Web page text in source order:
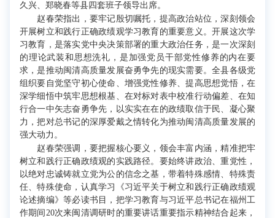
久兴、郑晓春等县四套班子领导出席。
赵春荣指出，要牢记殷切嘱托，提高政治站位，深刻领会
开展树立和践行正确政绩观学习教育的重要意义。开展这次学
习教育，是落实党中央决策部署的重大政治任务，是一次深刻
的理论武装和思想洗礼，是加强党员干部党性修养的内在要
求，是推动闽清高质量发展奋勇争先的现实需要。全县各级党
组织要自觉坚守初心使命、增强党性修养、提高思想觉悟，在
深学细悟中筑牢思想根基、在对标对表中校准行动偏差、在知
行合一中矢志奋勇争先，以实实在在的政绩取信于民、凝心聚
力，把对总书记的深厚爱戴之情转化为推动闽清高质量发展的
强大动力。
赵春荣强调，要把握核心要义，领会丰富内涵，精准把牢
树立和践行正确政绩观的实践路径。要始终讲政治、重党性，
以绝对忠诚铸就立党为公的信念之基，带着特殊感情、特殊责
任、特殊使命，认真学习《习近平关于树立和践行正确政绩观
论述摘编》等必读书目，把学习教育与习近平总书记在福州工
作期间20次来闽清调研时的重要讲话重要指示精神结合起来，